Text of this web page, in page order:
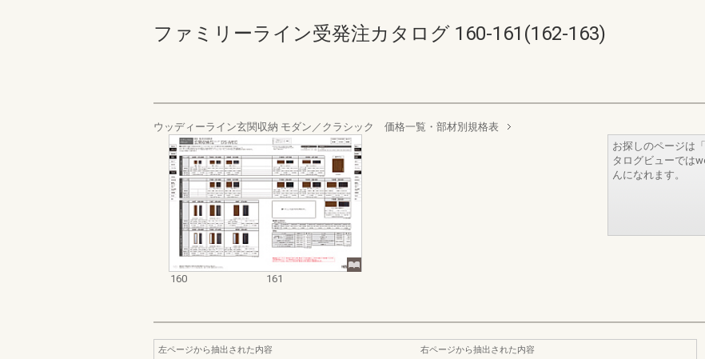
ファミリーライン受発注カタログ 160-161(162-163)
ウッディーライン玄関収納 モダン／クラシック 価格一覧・部材別規格表
160 161
お探しのページは
タログビューでは
んになれます。
左ページから抽出された内容
右ページから抽出された内容